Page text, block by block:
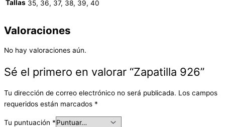
Tallas 35, 36, 37, 38, 39, 40
Valoraciones
No hay valoraciones aún.
Sé el primero en valorar “Zapatilla 926”
Tu dirección de correo electrónico no será publicada. Los campos
requeridos están marcados *
Tu puntuación *